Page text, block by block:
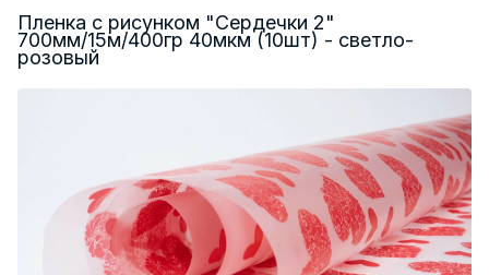
Пленка с рисунком "Сердечки 2"
700мм/15м/400гр 40мкм (10шт) - светло-
розовый